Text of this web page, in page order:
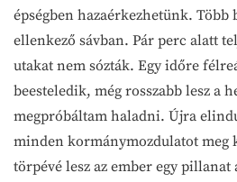
épségben hazaérkezhetünk. Több
ellenkező sávban. Pár perc alatt
utakat nem sózták. Egy időre
beesteledik, még rosszabb lesz a
megpróbáltam haladni. Újra
minden kormánymozdulatot
törpévé lesz az ember egy